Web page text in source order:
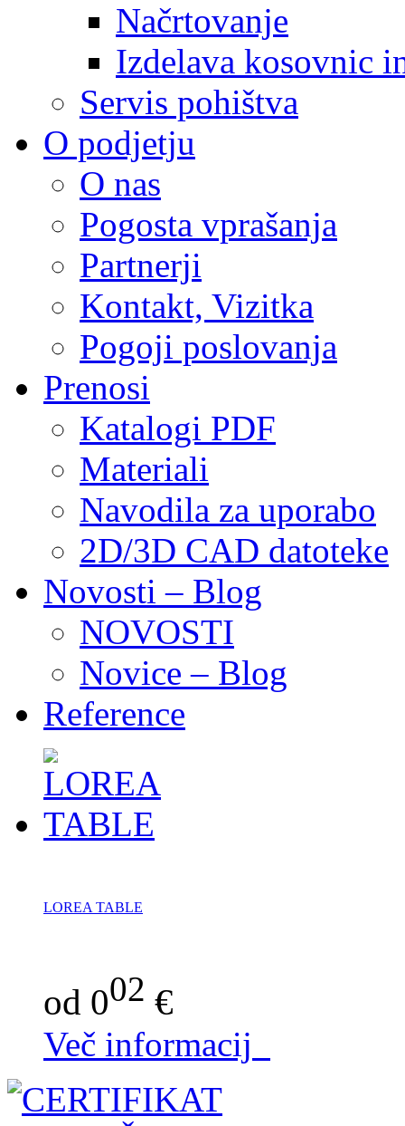
Načrtovanje
Izdelava kosovnic
Servis pohištva
O podjetju
O nas
Pogosta vprašanja
Partnerji
Kontakt, Vizitka
Pogoji poslovanja
Prenosi
Katalogi PDF
Materiali
Navodila za uporabo
2D/3D CAD datoteke
Novosti – Blog
NOVOSTI
Novice – Blog
Reference
LOREA TABLE
od 002 €
Več informacij